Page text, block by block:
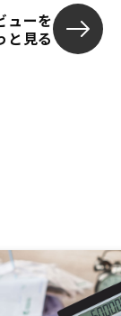
ューを
と見る